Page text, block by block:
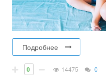
Подробнее
0 14475 0